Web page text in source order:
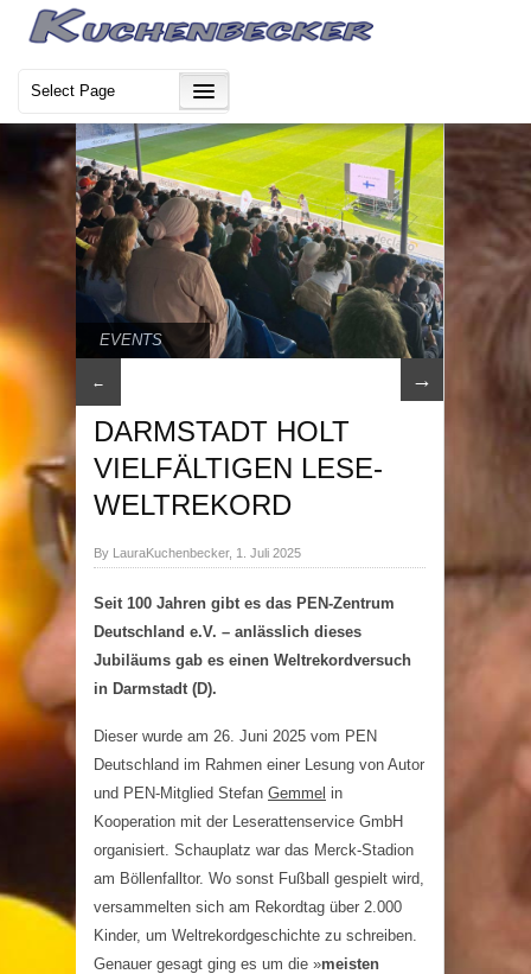
EVENTS
← →
DARMSTADT HOLT
VIELFÄLTIGEN LESE-
WELTREKORD
By LauraKuchenbecker, 1. Juli 2025
Seit 100 Jahren gibt es das PEN-Zentrum
Deutschland e.V. – anlässlich dieses
Jubiläums gab es einen Weltrekordversuch
in Darmstadt (D).
Dieser wurde am 26. Juni 2025 vom PEN
Deutschland im Rahmen einer Lesung von Autor
und PEN-Mitglied Stefan Gemmel in
Kooperation mit der Leserattenservice GmbH
organisiert. Schauplatz war das Merck-Stadion
am Böllenfalltor. Wo sonst Fußball gespielt wird,
versammelten sich am Rekordtag über 2.000
Kinder, um Weltrekordgeschichte zu schreiben.
Genauer gesagt ging es um die »meisten